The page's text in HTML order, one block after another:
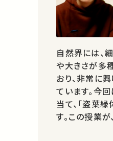
自然界には、
や大きさが多
おり、非常に
ています。今
当て、「盗葉
す。この授業